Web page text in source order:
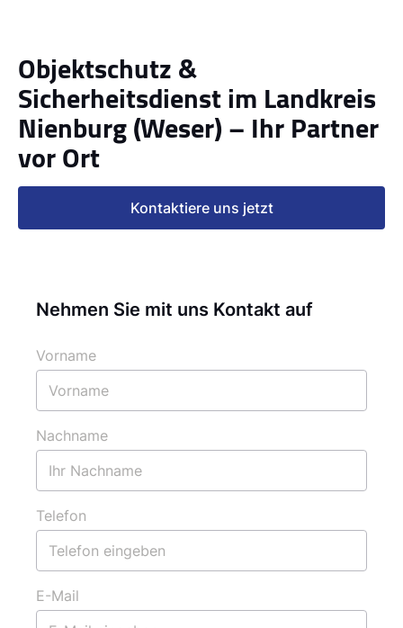
Objektschutz &
Sicherheitsdienst im Landkreis
Nienburg (Weser) – Ihr Partner
vor Ort
Kontaktiere uns jetzt
Nehmen Sie mit uns Kontakt auf
Vorname
Nachname
Telefon
E-Mail